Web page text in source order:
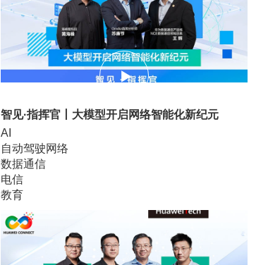
智见·指挥官丨大模型开启网络智能化新纪元
AI
自动驾驶网络
数据通信
电信
教育
16:25